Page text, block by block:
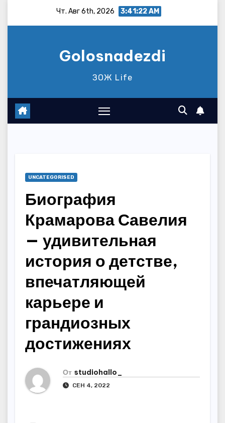
Чт. Авг 6th, 2026 3:41:23 AM
Golosnadezdi
ЗОЖ Life
UNCATEGORISED
Биография
Крамарова Савелия
— удивительная
история о детстве,
впечатляющей
карьере и
грандиозных
достижениях
От studiohallo_
СЕН 4, 2022